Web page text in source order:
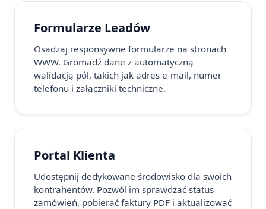
Formularze Leadów
Osadzaj responsywne formularze na stronach
WWW. Gromadź dane z automatyczną
walidacją pól, takich jak adres e-mail, numer
telefonu i załączniki techniczne.
Portal Klienta
Udostępnij dedykowane środowisko dla swoich
kontrahentów. Pozwól im sprawdzać status
zamówień, pobierać faktury PDF i aktualizować